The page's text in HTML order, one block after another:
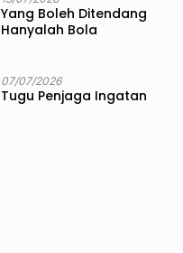
Yang Boleh Ditendang
Hanyalah Bola
07/07/2026
Tugu Penjaga Ingatan